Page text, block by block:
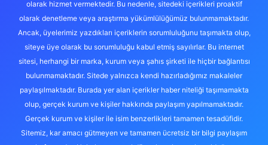
olarak hizmet vermektedir. Bu nedenle, sitedeki içerikleri proaktif
olarak denetleme veya araştırma yükümlülüğümüz bulunmamaktadır.
Ancak, üyelerimiz yazdıkları içeriklerin sorumluluğunu taşımakta olup,
siteye üye olarak bu sorumluluğu kabul etmiş sayılırlar. Bu internet
sitesi, herhangi bir marka, kurum veya şahıs şirketi ile hiçbir bağlantısı
bulunmamaktadır. Sitede yalnızca kendi hazırladığımız makaleler
paylaşılmaktadır. Burada yer alan içerikler haber niteliği taşımamakta
olup, gerçek kurum ve kişiler hakkında paylaşım yapılmamaktadır.
Gerçek kurum ve kişiler ile isim benzerlikleri tamamen tesadüfidir.
Sitemiz, kar amacı gütmeyen ve tamamen ücretsiz bir bilgi paylaşım